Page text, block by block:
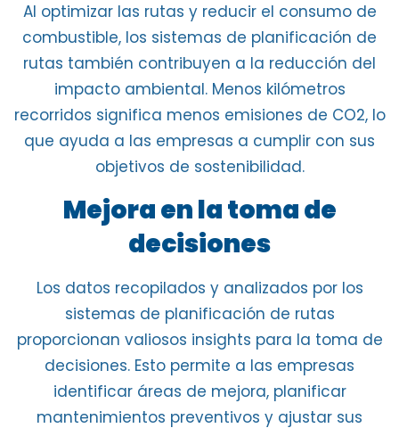
Al optimizar las rutas yreducir el consumo de
combustible, los sistemas de planificación de
rutas también contribuyen a la reducción del
impacto ambiental. Menos kilómetros
recorridos significa menos emisiones de CO2, lo
que ayuda a las empresas a cumplir con sus
objetivos de sostenibilidad.
Mejora en la toma de
decisiones
Los datos recopilados y analizados por los
sistemas de planificación de rutas
proporcionan valiosos insights para la toma de
decisiones. Esto permite a las empresas
identificar áreas de mejora, planificar
mantenimientos preventivos y ajustar sus